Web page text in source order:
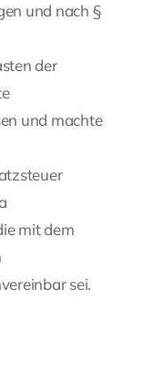
und nach §
der
und machte
mit dem
sei.